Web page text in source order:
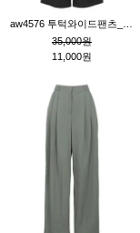
35,000원
11,000원